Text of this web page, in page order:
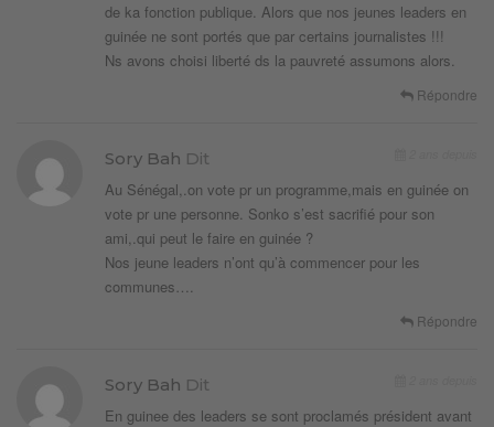
de ka fonction publique. Alors que nos jeunes leaders en
guinée ne sont portés que par certains journalistes !!!
Ns avons choisi liberté ds la pauvreté assumons alors.
Répondre
Sory Bah Dit
Au Sénégal,.on vote pr un programme,mais en guinée on
vote pr une personne. Sonko s’est sacrifié pour son
ami,.qui peut le faire en guinée ?
Nos jeune leaders n’ont qu’à commencer pour les
communes….
Répondre
Sory Bah Dit
En guinee des leaders se sont proclamés président avant